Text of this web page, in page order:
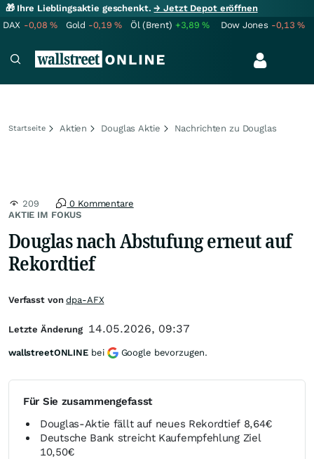
🎁 Ihre Lieblingsaktie geschenkt.→ Jetzt Depot eröffnen
DAX -0,08% Gold -0,19% Öl (Brent) +3,89% Dow Jones -0,13%
Startseite Aktien Douglas Aktie Nachrichten zu Douglas
AKTIE IM FOKUS
209 0 Kommentare
Douglas nach Abstufung erneut auf
Rekordtief
Für Sie zusammengefasst
Douglas-Aktie fällt auf neues Rekordtief 8,64€
Deutsche Bank streicht Kaufempfehlung Ziel
10,50€
Verfasst vondpa-AFX
Letzte Änderung 14.05.2026, 09:37
wallstreetONLINE bei Google bevorzugen.